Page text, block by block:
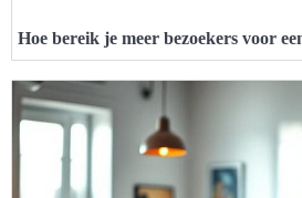
Hoe bereik je meer bezoekers voor